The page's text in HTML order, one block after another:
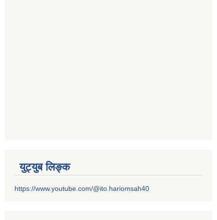
युट्युब लिङ्क
https://www.youtube.com/@ito.hariomsah40